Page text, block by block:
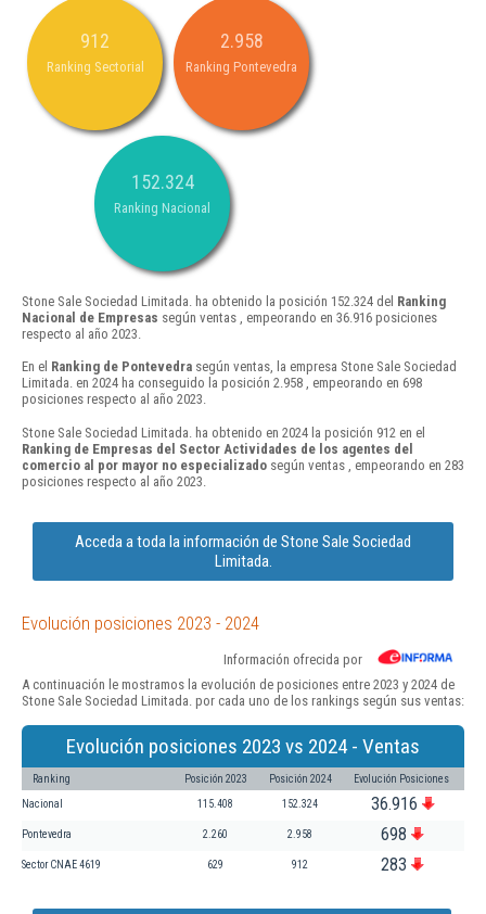
912
Ranking Sectorial
2.958
Ranking Pontevedra
152.324
Ranking Nacional
Stone Sale Sociedad Limitada. ha obtenido la posición 152.324 del Ranking
Nacional de Empresas según ventas , empeorando en 36.916 posiciones
respecto al año 2023.
En el Ranking de Pontevedra según ventas, la empresa Stone Sale Sociedad
Limitada. en 2024 ha conseguido la posición 2.958 , empeorando en 698
posiciones respecto al año 2023.
Stone Sale Sociedad Limitada. ha obtenido en 2024 la posición 912 en el
Ranking de Empresas del Sector Actividades de los agentes del
comercio al por mayor no especializado según ventas , empeorando en 283
posiciones respecto al año 2023.
Acceda a toda la información de Stone Sale Sociedad
Limitada.
Evolución posiciones 2023 - 2024
Información ofrecida por
A continuación le mostramos la evolución de posiciones entre 2023 y 2024 de
Stone Sale Sociedad Limitada. por cada uno de los rankings según sus ventas:
Evolución posiciones 2023 vs 2024 - Ventas
Ranking Posición 2023 Posición 2024 Evolución Posiciones
Nacional 115.408 152.324 36.916
Pontevedra 2.260 2.958 698
Sector CNAE 4619 629 912 283